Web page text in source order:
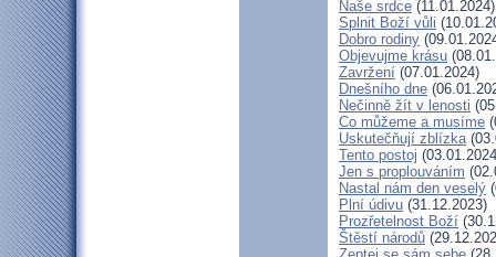
Naše srdce (11.01.2024)
Splnit Boží vůli
Dobro rodiny
Objevujme krásu
Zavržení (07.01.2024)
Dnešního dne
Nečinně žít v lenosti
Co můžeme a musíme
Uskutečňují zblízka
Tento postoj
Jen s proplouváním
Nastal nám den veselý
Plní údivu (31.12.2023)
Prozřetelnost Boží
Štěstí národů